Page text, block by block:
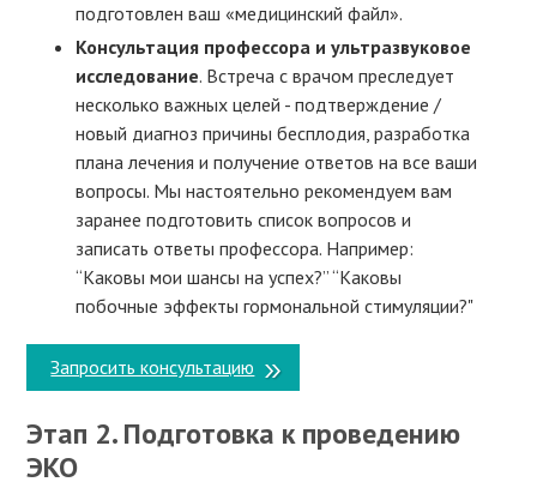
подготовлен ваш «медицинский файл».
Консультация профессора и ультразвуковое
исследование. Встреча с врачом преследует
несколько важных целей - подтверждение /
новый диагноз причины бесплодия, разработка
плана лечения и получение ответов на все ваши
вопросы. Мы настоятельно рекомендуем вам
заранее подготовить список вопросов и
записать ответы профессора. Например:
“Каковы мои шансы на успех?” “Каковы
побочные эффекты гормональной стимуляции?"
Запросить консультацию
Этап 2. Подготовка к проведению
ЭКО